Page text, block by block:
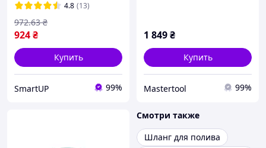
4.8 (13)
924₴
972.63 ₴
Купить
SmartUP 99%
1 849₴
Купить
Mastertool 99%
Смотри также
Шланг для полива